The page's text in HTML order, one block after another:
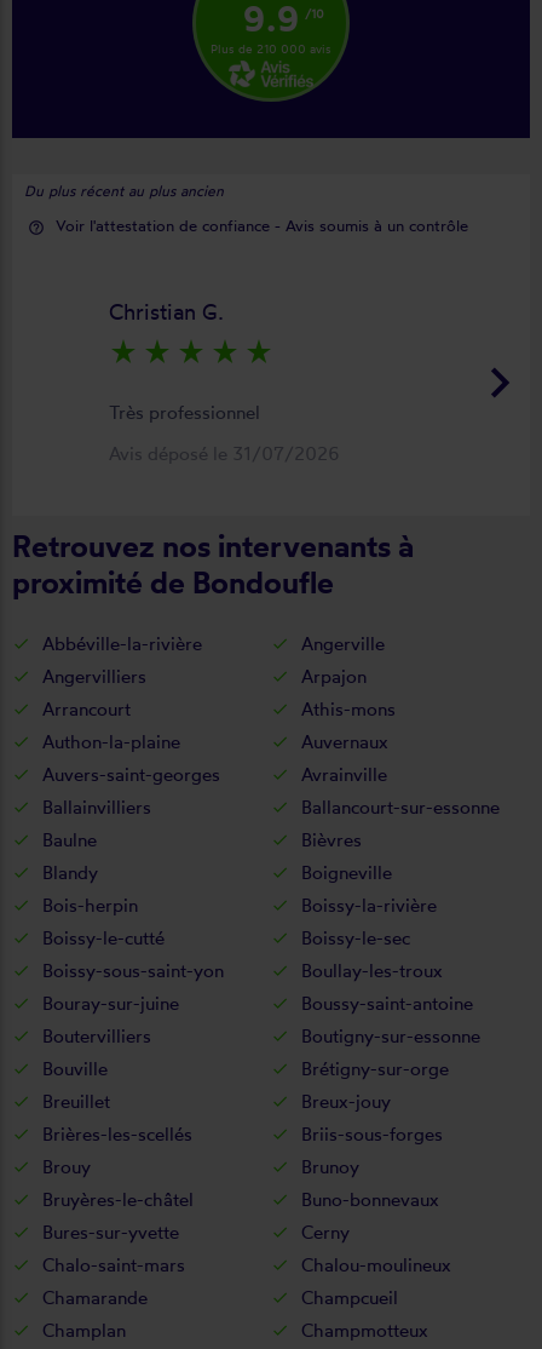
9.9 /10
Plus de 210 000 avis
Du plus récent au plus ancien
help_outline Voir l'attestation de confiance - Avis soumis à un contrôle
keyboard_arrow_right
Christian G.
star_rate star_rate star_rate star_rate star_rate
Très professionnel
Avis déposé le 31/07/2026
Retrouvez nos intervenants à
proximité de Bondoufle
Abbéville-la-rivière
Angerville
Angervilliers
Arpajon
Arrancourt
Athis-mons
Authon-la-plaine
Auvernaux
Auvers-saint-georges
Avrainville
Ballainvilliers
Ballancourt-sur-essonne
Baulne
Bièvres
Blandy
Boigneville
Bois-herpin
Boissy-la-rivière
Boissy-le-cutté
Boissy-le-sec
Boissy-sous-saint-yon
Boullay-les-troux
Bouray-sur-juine
Boussy-saint-antoine
Boutervilliers
Boutigny-sur-essonne
Bouville
Brétigny-sur-orge
Breuillet
Breux-jouy
Brières-les-scellés
Briis-sous-forges
Brouy
Brunoy
Bruyères-le-châtel
Buno-bonnevaux
Bures-sur-yvette
Cerny
Chalo-saint-mars
Chalou-moulineux
Chamarande
Champcueil
Champlan
Champmotteux